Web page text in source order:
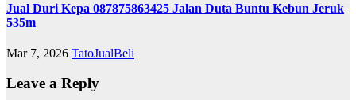
Jual Duri Kepa 087875863425 Jalan Duta Buntu Kebun Jeruk
535m
Mar 7, 2026 TatoJualBeli
Leave a Reply